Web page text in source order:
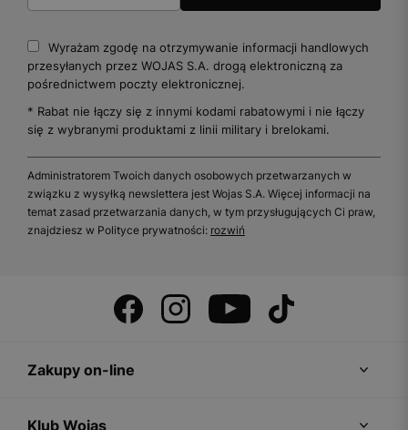
Wyrażam zgodę na otrzymywanie informacji handlowych
przesyłanych przez WOJAS S.A. drogą elektroniczną za
pośrednictwem poczty elektronicznej.
* Rabat nie łączy się z innymi kodami rabatowymi i nie łączy
się z wybranymi produktami z linii military i brelokami.
Administratorem Twoich danych osobowych przetwarzanych w
związku z wysyłką newslettera jest Wojas S.A. Więcej informacji na
temat zasad przetwarzania danych, w tym przysługujących Ci praw,
znajdziesz w Polityce prywatności: rozwiń
Zakupy on-line
Klub Wojas